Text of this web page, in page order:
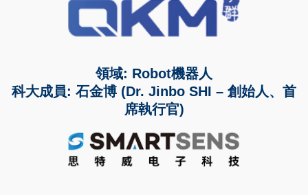
領域: Robot機器人
科大成員: 石金博 (Dr. Jinbo SHI – 創始人、首
席執行官)